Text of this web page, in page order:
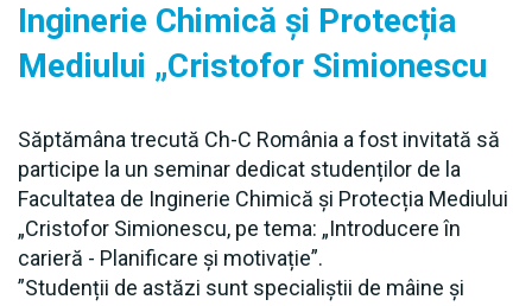
Inginerie Chimică și Protecția
Mediului „Cristofor Simionescu
Săptămâna trecută Ch-C România a fost invitată să
participe la un seminar dedicat studenților de la
Facultatea de Inginerie Chimică și Protecția Mediului
„Cristofor Simionescu, pe tema: „Introducere în
carieră - Planificare și motivație”.
”Studenții de astăzi sunt specialiștii de mâine și